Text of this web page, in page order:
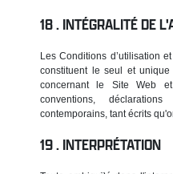
INTÉGRALITÉ DE
Les Conditions d’utilisation
constituent le seul et
concernant le Site Web
conventions,
contemporains, tant écrits
INTERPRÉTATION